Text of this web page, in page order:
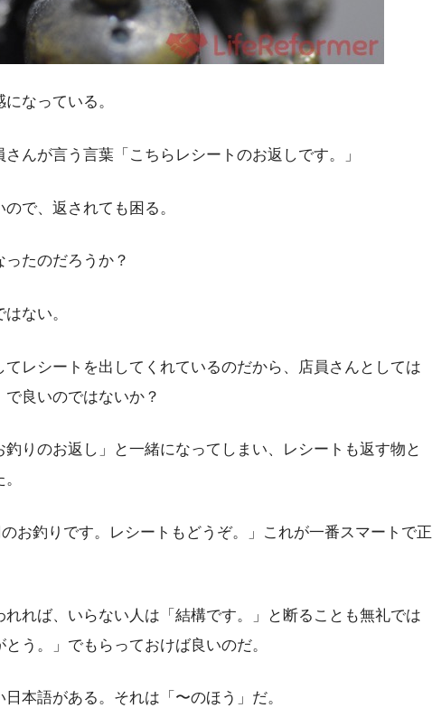
なっている。
んが言う言葉「こちらレシートのお返しです。」
で、返されても困る。
たのだろうか？
ない。
レシートを出してくれているのだから、店員さんとしては
で良いのではないか？
りのお返し」と一緒になってしまい、レシートも返す物と
のお釣りです。レシートもどうぞ。」これが一番スマートで正
れれば、いらない人は「結構です。」と断ることも無礼では
う。」でもらっておけば良いのだ。
本語がある。それは「〜のほう」だ。